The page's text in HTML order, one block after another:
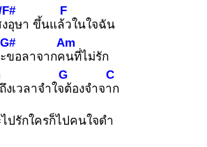
อุษา ขึ้นแล้ว
F
ในใจฉัน
ขอลาจากคน
Am
ที่ไม่รัก
งเวลาจำใจต้
G
องจำจาก
C
ไปรักใครก็ไปคนใจดำ